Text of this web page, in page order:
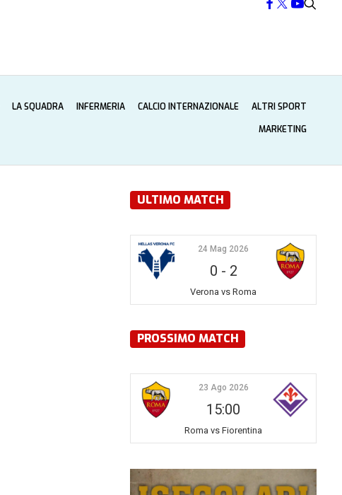
LA SQUADRA INFERMERIA CALCIO INTERNAZIONALE
ALTRI SPORT
MARKETING
ULTIMO MATCH
24 Mag 2026
0 - 2
Verona vs Roma
PROSSIMO MATCH
23 Ago 2026
15:00
Roma vs Fiorentina